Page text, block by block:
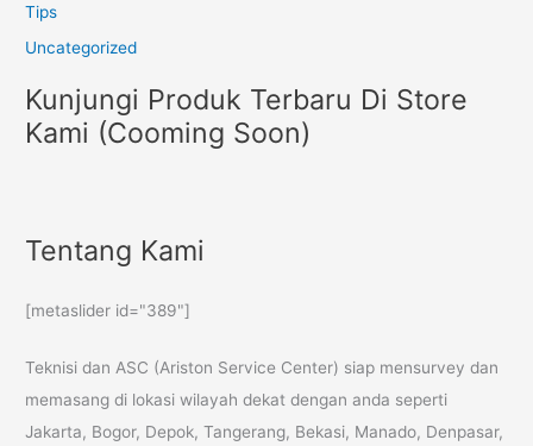
Tips
Uncategorized
Kunjungi Produk Terbaru Di Store
Kami (Cooming Soon)
Tentang Kami
[metaslider id="389"]
Teknisi dan ASC (Ariston Service Center) siap mensurvey dan
memasang di lokasi wilayah dekat dengan anda seperti
Jakarta, Bogor, Depok, Tangerang, Bekasi, Manado, Denpasar,